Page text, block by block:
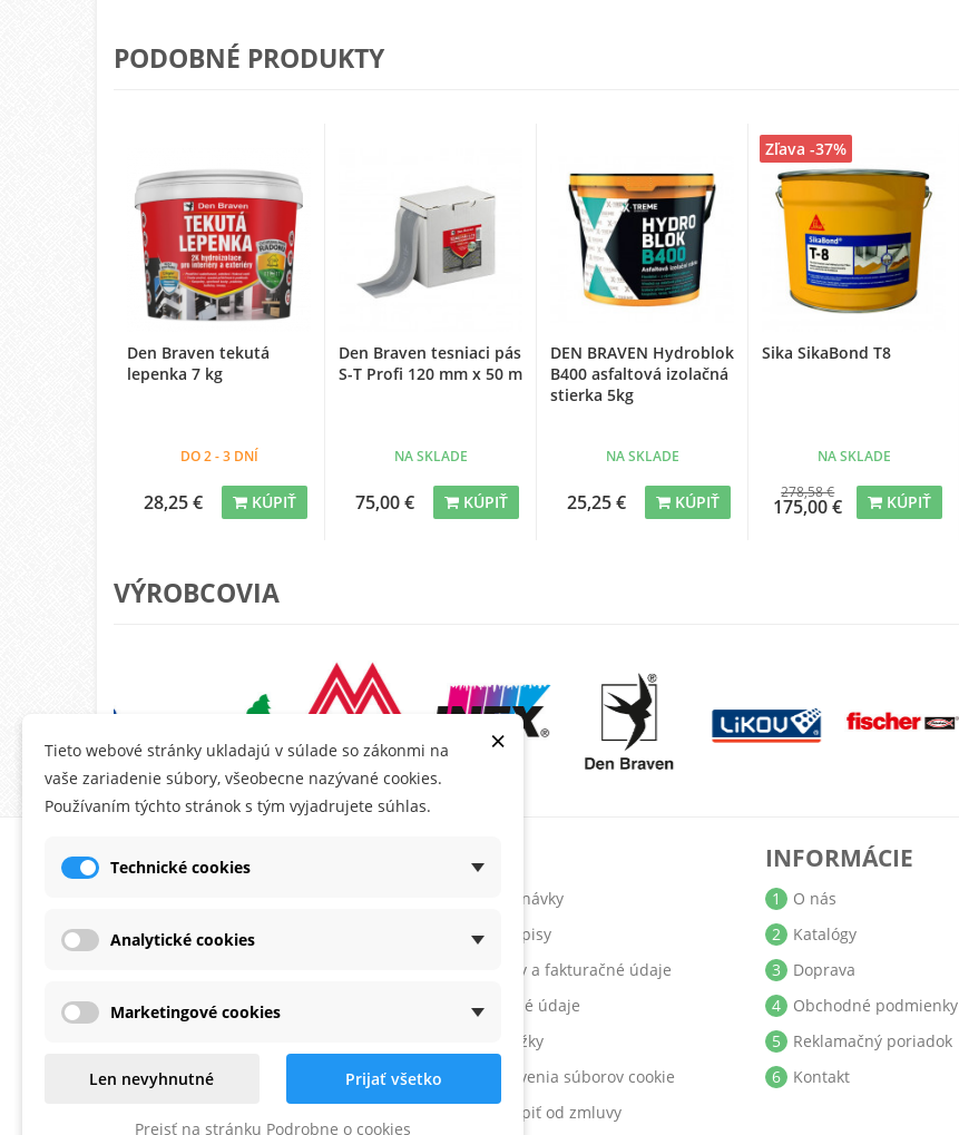
PODOBNÉ PRODUKTY
Den Braven tekutá
lepenka 7 kg
DO 2 - 3 DNÍ
28,25 € KÚPIŤ
Den Braven tesniaci pás
S-T Profi 120 mm x 50 m
NA SKLADE
75,00 € KÚPIŤ
DEN BRAVEN Hydroblok
B400 asfaltová izolačná
stierka 5kg
NA SKLADE
25,25 € KÚPIŤ
Sika SikaBond T8
NA SKLADE
278,58 €
175,00 € KÚPIŤ
Zľava -37%
VÝROBCOVIA
O MONTANA.SK
Zaoberáme sa predajom fasádnych
omietok a farieb už viac ako 20 rokov.
ÚČET
Objednávky
Dobropisy
Adresy a fakturačné údaje
Osobné údaje
Poukážky
Nastavenia súborov cookie
Odstúpiť od zmluvy
INFORMÁCIE
O nás
1
Katalógy
2
Doprava
3
Obchodné podmienky
4
Reklamačný poriadok
5
Kontakt
6
×
Tieto webové stránky ukladajú v súlade so zákonmi na
vaše zariadenie súbory, všeobecne nazývané cookies.
Používaním týchto stránok s tým vyjadrujete súhlas.
Technické cookies
Analytické cookies
Marketingové cookies
Len nevyhnutné Prijať všetko
Prejsť na stránku Podrobne o cookies